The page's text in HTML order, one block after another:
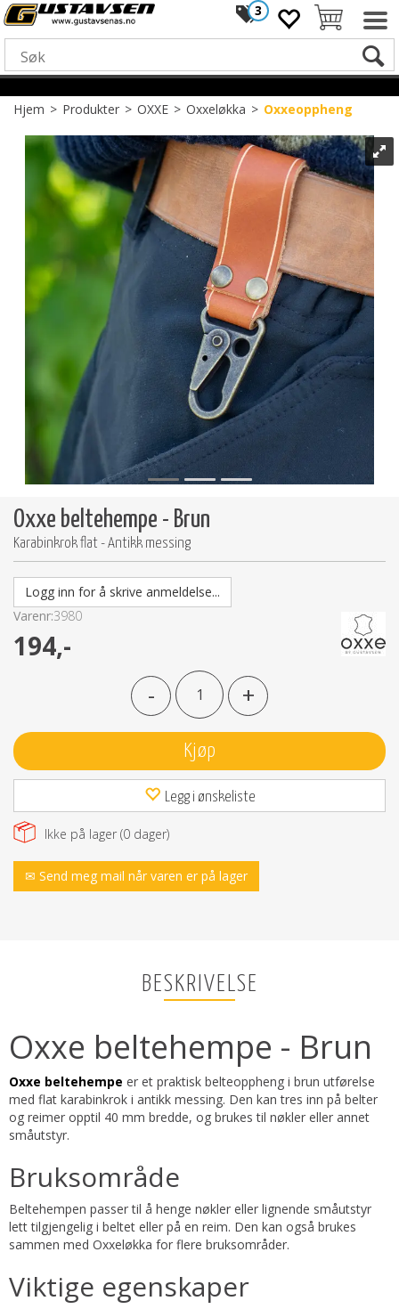
3
Hjem>Produkter>OXXE>Oxxeløkka>Oxxeoppheng
Oxxe beltehempe - Brun
Karabinkrok flat - Antikk messing
Logg inn for å skrive anmeldelse...
Varenr:3980
194,-
- +
Kjøp
Legg i ønskeliste
Ikke på lager (0 dager)
✉ Send meg mail når varen er på lager
BESKRIVELSE
Oxxe beltehempe - Brun
Oxxe beltehempe er et praktisk belteoppheng i brun utførelse
med flat karabinkrok i antikk messing. Den kan tres inn på belter
og reimer opptil 40 mm bredde, og brukes til nøkler eller annet
småutstyr.
Bruksområde
Beltehempen passer til å henge nøkler eller lignende småutstyr
lett tilgjengelig i beltet eller på en reim. Den kan også brukes
sammen med Oxxeløkka for flere bruksområder.
Viktige egenskaper